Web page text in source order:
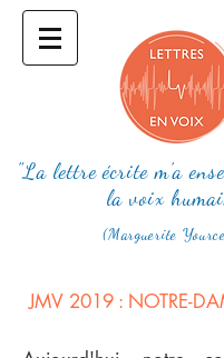
"La lettre écrite m'a
la voix
(Marguerite
JMV 2019 : NOTRE-